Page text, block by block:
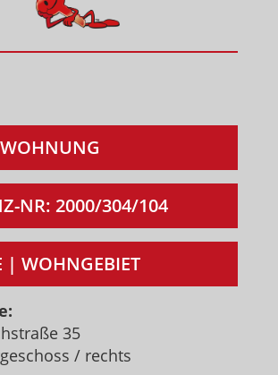
NR: 2000/304/104
| WOHNGEBIET
35
/ rechts